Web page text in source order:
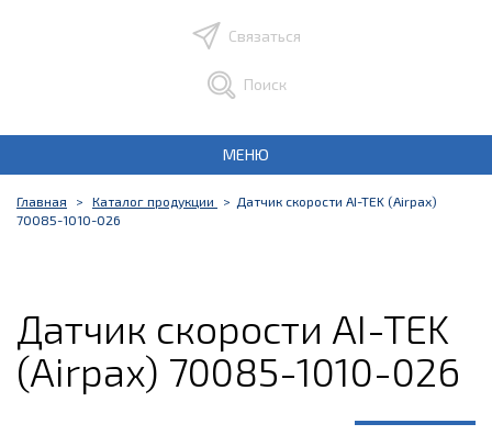
Связаться
Поиск
МЕНЮ
Главная Каталог продукции
Датчик скорости AI-TEK (Airpax)
70085-1010-026
Датчик скорости AI-TEK
(Airpax) 70085-1010-026